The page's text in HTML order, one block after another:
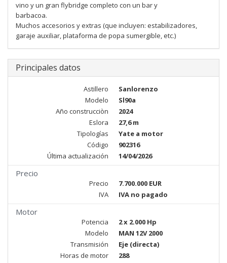
vino y un gran flybridge completo con un bar y
barbacoa.
Muchos accesorios y extras (que incluyen: estabilizadores,
garaje auxiliar, plataforma de popa sumergible, etc.)
Principales datos
Astillero
Sanlorenzo
Modelo
Sl90a
Año construcciòn
2024
Eslora
27,6 m
Tipologías
Yate a motor
Código
902316
Última actualización
14/04/2026
Precio
Precio
7.700.000 EUR
IVA
IVA no pagado
Motor
Potencia
2 x 2.000 Hp
Modelo
MAN 12V 2000
Transmisión
Eje (directa)
Horas de motor
288